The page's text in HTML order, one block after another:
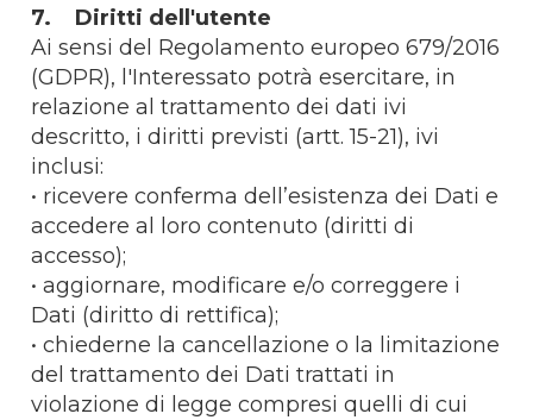
7. Diritti dell'utente
Ai sensi del Regolamento europeo 679/2016
(GDPR), l'Interessato potrà esercitare, in
relazione al trattamento dei dati ivi
descritto, i diritti previsti (artt. 15-21), ivi
inclusi:
• ricevere conferma dell’esistenza dei Dati e
accedere al loro contenuto (diritti di
accesso);
• aggiornare, modificare e/o correggere i
Dati (diritto di rettifica);
• chiederne la cancellazione o la limitazione
del trattamento dei Dati trattati in
violazione di legge compresi quelli di cui